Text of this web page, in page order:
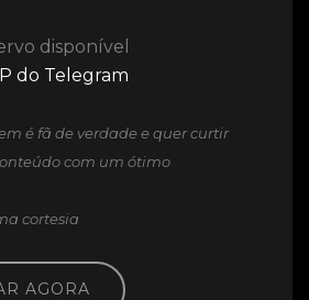
disponível
do Telegram
é fã de verdade e quer curtir
com um ótimo
cortesia
AGORA